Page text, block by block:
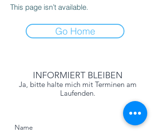
This page isn’t available.
Go Home
INFORMIERT BLEIBEN
Ja, bitte halte mich mit Terminen am
Laufenden.